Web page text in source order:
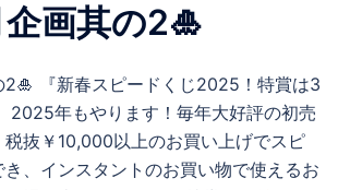
画其の2🎍
2🎍 『新春スピードくじ2025！特賞は3
2025年もやります！毎年大好評の初売
税抜￥10,000以上のお買い上げでスピ
、インスタントのお買い物で使えるお